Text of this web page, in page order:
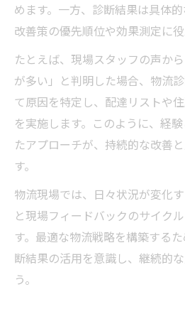
めます。一方、診断結果は具体的
改善策の優先順位や効果測定に役
たとえば、現場スタッフの声か
が多い」と判明した場合、物流
て原因を特定し、配達リストや
を実施します。このように、経
たアプローチが、持続的な改善
す。
物流現場では、日々状況が変化
と現場フィードバックのサイク
す。最適な物流戦略を構築する
断結果の活用を意識し、継続的
う。